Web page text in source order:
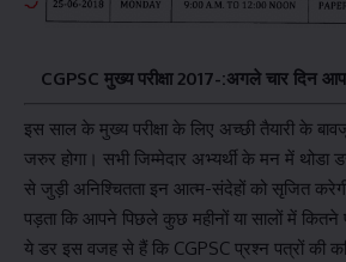
CGPSC मुख्य परीक्षा 2017-:अगले चार दिन
इस साल के मुख्य परीक्षा के लिए अच्छी तैयारी के
जरुर होगा। सभी जिम्मेदार अभ्यर्थी के मन में थोडा डर
से जुड़ी अनिश्चितता इन आत्म-संदेहों को सृजित
पड़ता कि आपने पिछले कुछ महीनों या सालों में कितने
ये डर इस वजह से हैं कि CGPSC प्रश्न पत्रों की